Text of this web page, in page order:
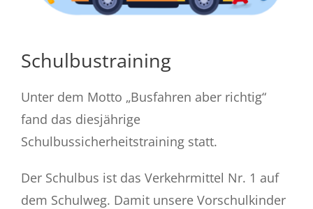
Schulbustraining
Unter dem Motto „Busfahren aber richtig“
fand das diesjährige
Schulbussicherheitstraining statt.
Der Schulbus ist das Verkehrmittel Nr. 1 auf
dem Schulweg. Damit unsere Vorschulkinder